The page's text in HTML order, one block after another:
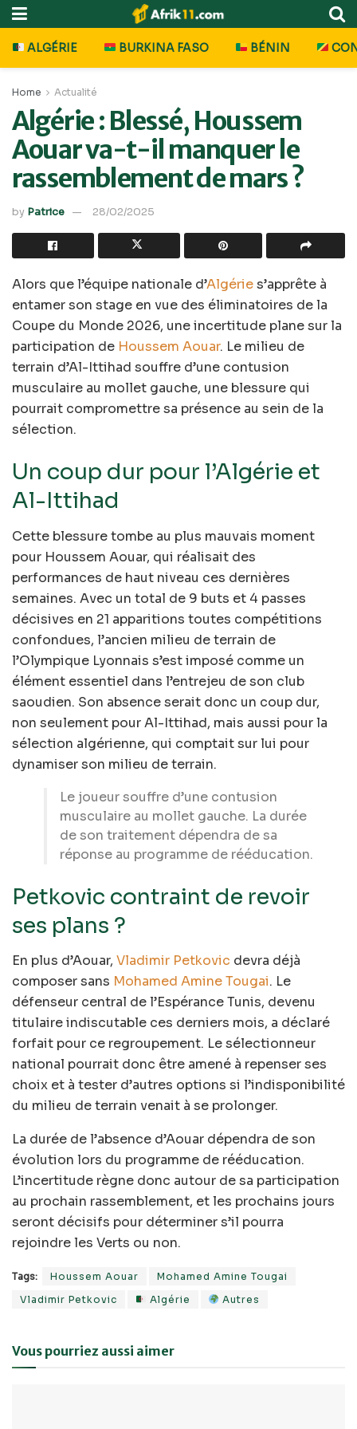
ALGÉRIE BURKINA FASO BÉNIN
Home Actualité
Algérie : Blessé, Houssem
Aouar va-t-il manquer le
rassemblement de mars ?
by Patrice 28/02/2025
Alors que l’équipe nationale d’Algéries’apprête à
entamer son stage en vue des éliminatoires de la
Coupe du Monde 2026, une incertitude plane sur la
participation de Houssem Aouar. Le milieu de
terrain d’Al-Ittihad souffre d’une contusion
musculaire au mollet gauche, une blessure qui
pourrait compromettre sa présence au sein de la
sélection.
Un coup dur pour l’Algérie et
Al-Ittihad
Cette blessure tombe au plus mauvais moment
pour Houssem Aouar, qui réalisait des
performances de haut niveau ces dernières
semaines. Avec un total de 9 buts et 4 passes
décisives en 21 apparitions toutes compétitions
confondues, l’ancien milieu de terrain de
l’Olympique Lyonnais s’est imposé comme un
élément essentiel dans l’entrejeu de son club
saoudien. Son absence serait donc un coup dur,
non seulement pour Al-Ittihad, mais aussi pour la
sélection algérienne, qui comptait sur lui pour
dynamiser son milieu de terrain.
Le joueur souffre d’une contusion
musculaire au mollet gauche. La durée
de son traitement dépendra de sa
réponse au programme de rééducation.
Petkovic contraint de revoir
ses plans ?
En plus d’Aouar, Vladimir Petkovic devra déjà
composer sans Mohamed Amine Tougai. Le
défenseur central de l’Espérance Tunis, devenu
titulaire indiscutable ces derniers mois, a déclaré
forfait pour ce regroupement. Le sélectionneur
national pourrait donc être amené à repenser ses
choix et à tester d’autres options si l’indisponibilité
du milieu de terrain venait à se prolonger.
La durée de l’absence d’Aouar dépendra de son
évolution lors du programme de rééducation.
L’incertitude règne donc autour de sa participation
au prochain rassemblement, et les prochains jours
seront décisifs pour déterminer s’il pourra
rejoindre les Verts ou non.
Tags: Houssem Aouar
Mohamed Amine Tougai
Vladimir Petkovic
Algérie Autres
Vous pourriez aussi aimer